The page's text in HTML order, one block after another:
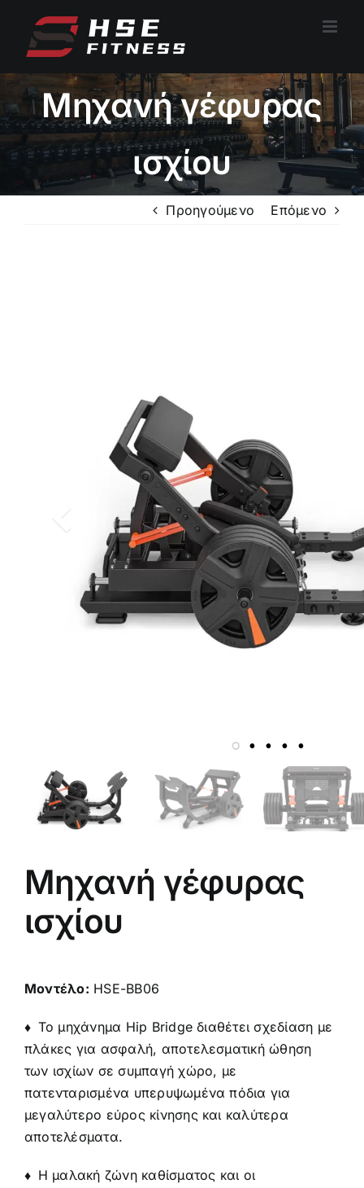
περιεχόμενο
Μηχανή γέφυρας
ισχίου
Προηγούμενο Επόμενο
Μηχανή γέφυρας
ισχίου
Μοντέλο: HSE-BB06
♦ Το μηχάνημα Hip Bridge διαθέτει σχεδίαση με
πλάκες για ασφαλή, αποτελεσματική ώθηση
των ισχίων σε συμπαγή χώρο, με
πατενταρισμένα υπερυψωμένα πόδια για
μεγαλύτερο εύρος κίνησης και καλύτερα
αποτελέσματα.
♦ Η μαλακή ζώνη καθίσματος και οι